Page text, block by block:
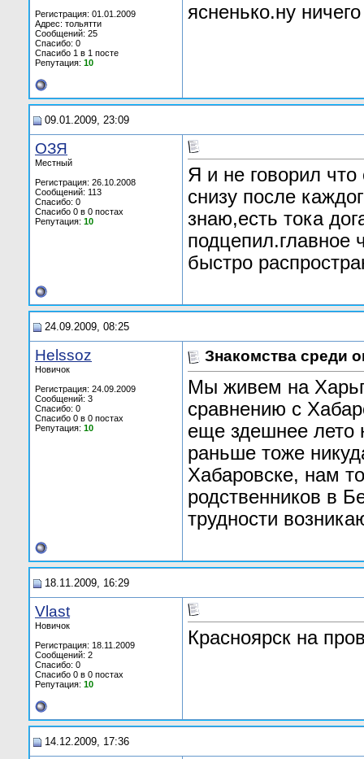
Регистрация: 01.01.2009
Адрес: тольятти
Сообщений: 25
Спасибо: 0
Спасибо 1 в 1 посте
Репутация: 10
ясненько.ну
09.01.2009, 23:09
ОЗЯ
Местный
Регистрация: 26.10.2008
Сообщений: 113
Спасибо: 0
Спасибо 0 в 0 постах
Репутация: 10
Я и не говорил
снизу после
знаю,есть тока
подцепил.главное
быстро
24.09.2009, 08:25
Helssoz
Новичок
Регистрация: 24.09.2009
Сообщений: 3
Спасибо: 0
Спасибо 0 в 0 постах
Репутация: 10
Знакомства среди
Мы живем на
сравнению с
еще здешнее лето
раньше тоже
Хабаровске, нам
родственников в
трудности
18.11.2009, 16:29
Vlast
Новичок
Регистрация: 18.11.2009
Сообщений: 2
Спасибо: 0
Спасибо 0 в 0 постах
Репутация: 10
Красноярск на
14.12.2009, 17:36